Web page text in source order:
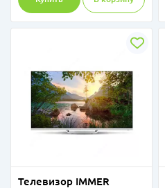
Телевизор IMMER